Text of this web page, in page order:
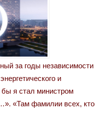
за годы независимости
и
бы я стал министром
«Там фамилии всех, кто